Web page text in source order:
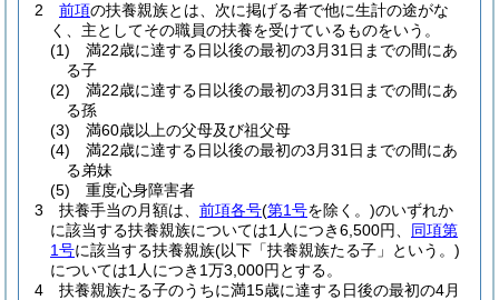
2
前項の扶養親族とは、次に掲げる者で他に生計の途がな
く、主としてその職員の扶養を受けているものをいう。
(1)
満22歳に達する日以後の最初の3月31日までの間にあ
る子
(2)
満22歳に達する日以後の最初の3月31日までの間にあ
る孫
(3)
満60歳以上の父母及び祖父母
(4)
満22歳に達する日以後の最初の3月31日までの間にあ
る弟妹
(5)
重度心身障害者
3
扶養手当の月額は、 前項各号(第1号を除く。)のいずれか
に該当する扶養親族については1人につき6,500円、 同項第
1号に該当する扶養親族(以下「扶養親族たる子」という。)
については1人につき1万3,000円とする。
4
扶養親族たる子のうちに満15歳に達する日後の最初の4月